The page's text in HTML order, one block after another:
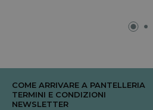
COME ARRIVARE A PANTELLERIA
TERMINI E CONDIZIONI
NEWSLETTER